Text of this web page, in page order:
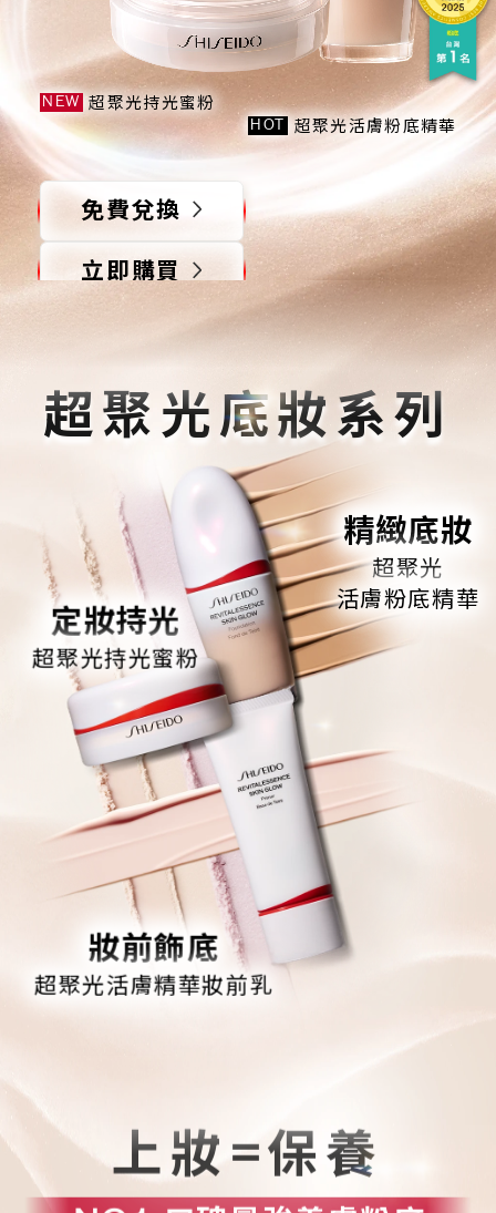
免費兌換
立即購買
NEW 超聚光持光蜜粉
HOT 超聚光活膚粉底精華
超聚光底妝系列
精緻底妝
超聚光
活膚粉底精華
定妝持光
超聚光持光蜜粉
妝前飾底
超聚光活膚精華妝前乳
上妝=保養